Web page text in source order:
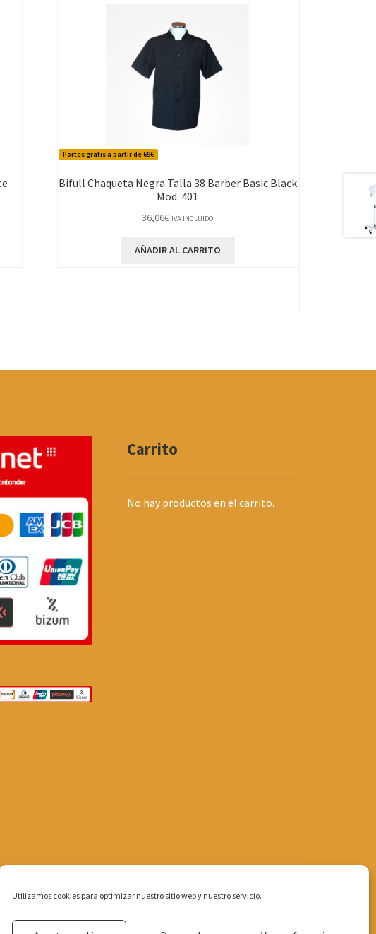
Utilizamos cookies para optimizar nuestro sitio web y nuestro servicio.
Portes gratis a partir de 69€
Bifull Chaqueta Negra Talla 38 Barber Basic Black
Mod. 401
36,06€ IVA INCLUIDO
AÑADIR AL CARRITO
Carrito
No hay productos en el carrito.